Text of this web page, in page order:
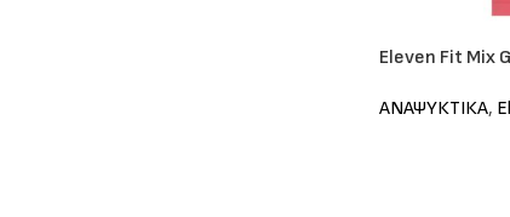
Eleven Fit Mix
ΑΝΑΨΥΚΤΙΚΑ,